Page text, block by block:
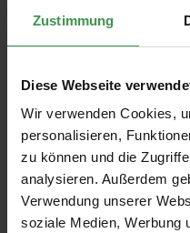
Zustimmung
Diese Webseite
Wir verwenden Cookies,
personalisieren,
zu können und die
analysieren. Außerdem
Verwendung unserer
soziale Medien, Werbung
Farben-
Farben formen Räume
Weise. Sie beeinflussen